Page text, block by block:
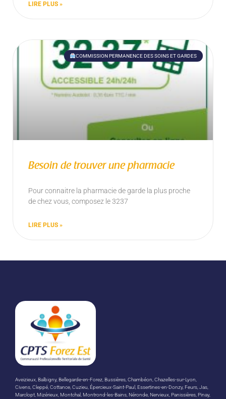
LIRE PLUS »
COMMISSION PERMANENCE DES SOINS ET GARDES
Besoin de trouver une pharmacie
Pour connaitre la pharmacie de garde la plus proche
de chez vous, composez le 3237
LIRE PLUS »
Aveizieux, Balbigny, Bellegarde-en-Forez, Bussières, Chambéon, Chazelles-sur-Lyon,
Civens, Cleppé, Cottance, Cuzieu, Épercieux-Saint-Paul, Essertines-en-Donzy, Feurs, Jas,
Marclopt, Mizérieux, Montchal, Montrond-les-Bains, Néronde, Nervieux, Panissières, Pinay,